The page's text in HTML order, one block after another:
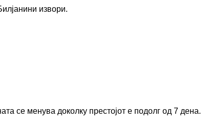
извори.
та се менува доколку престојот е подолг од 7 дена.